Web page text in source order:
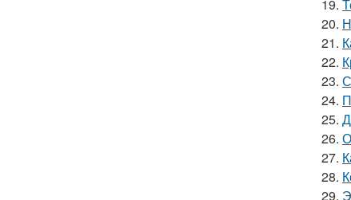
19.
20.
21.
22.
23.
24.
25.
26.
27.
28.
29.